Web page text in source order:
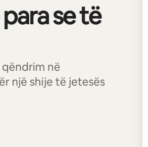
se të
në
një shije të jetesës